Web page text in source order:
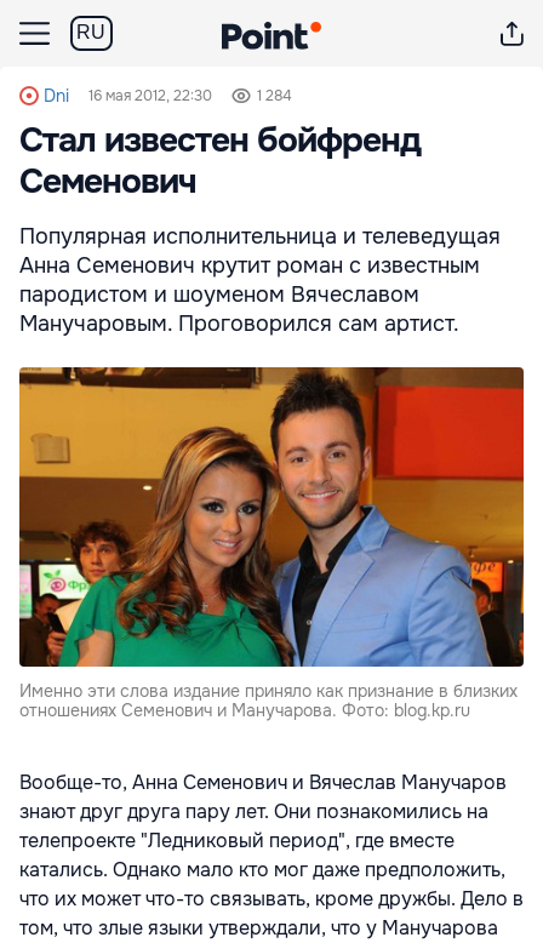
RU
Dni 16 мая 2012, 22:30 1 284
Стал известен бойфренд
Семенович
Популярная исполнительница и телеведущая
Анна Семенович крутит роман с известным
пародистом и шоуменом Вячеславом
Манучаровым. Проговорился сам артист.
Именно эти слова издание приняло как признание в близких
отношениях Семенович и Манучарова. Фото: blog.kp.ru
Вообще-то, Анна Семенович и Вячеслав Манучаров
знают друг друга пару лет. Они познакомились на
телепроекте "Ледниковый период", где вместе
катались. Однако мало кто мог даже предположить,
что их может что-то связывать, кроме дружбы. Дело в
том, что злые языки утверждали, что у Манучарова